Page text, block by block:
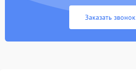
Заказать звонок